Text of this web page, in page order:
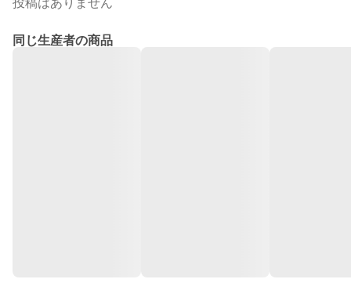
投稿はありません
同じ生産者の商品